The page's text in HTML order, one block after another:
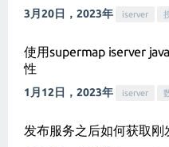
3月20日，2023年 iserver
使用supermap iserver
性
1月12日，2023年 iserver
发布服务之后如何获取刚